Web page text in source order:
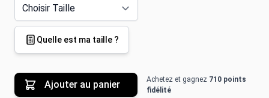
Quelle est ma taille ?
Ajouter au panier Achetez et gagnez 710 points
fidélité